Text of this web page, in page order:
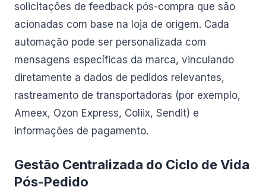
solicitações de feedback pós-compra que são
acionadas com base na loja de origem. Cada
automação pode ser personalizada com
mensagens específicas da marca, vinculando
diretamente a dados de pedidos relevantes,
rastreamento de transportadoras (por exemplo,
Ameex, Ozon Express, Coliix, Sendit) e
informações de pagamento.
Gestão Centralizada do Ciclo de Vida
Pós-Pedido